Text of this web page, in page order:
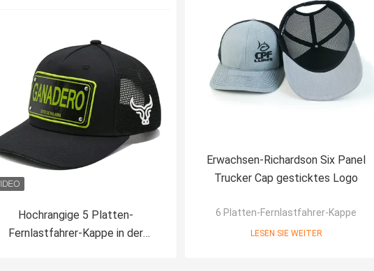
Hochrangige 5 Platten-
Fernlastfahrer-Kappe in der
Erwachsen-Richardson Six Panel
Trucker Cap gesticktes Logo
6 Platten-Fernlastfahrer-Kappe
LESEN SIE WEITER